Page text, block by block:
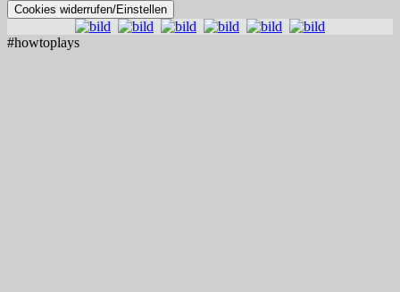
Cookies widerrufen/Einstellen
#howtoplays